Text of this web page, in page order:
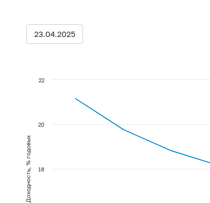
23.04.2025
Доходность, % годовых 18
20
22